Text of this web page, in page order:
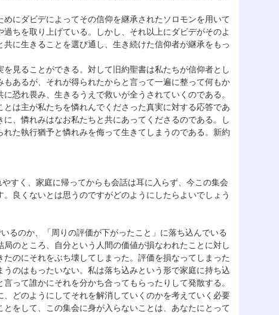
にダビデによってその信仰を継承されたソロモンを用いて
ちを取り上げている。しかし、それ以上にダビデがそのよ
に生きることを選び通し、生き続けた信仰者が継承をもっ
見ることができる。対して旧約聖書は私たちが信仰者とし
あるが、それが得られたからと言って一遍に整って何もか
恐れ畏み、生きるうえで救いが全うされていくのである。
は主が私たちを憐れんでくださった真実に対する応答であ
、憐れみはなお私たちと共にあってくださるのである。し
た執行猶予と憐れみを侮って生きてしまうのである。新約
すく、家庭に帰ってからも会話は耳に入らず、今この集会
良くないとは思うのですがどのようにしたらよいでしょう
るのか、「周りの評価が下がったこと」に落ち込んでいる
のところ、自分という人間の価値が損なわれたことに対し
のにそれをぶち壊してしまった。評価を損なってしまった
のはもったいない。私は落ち込みという形で家庭に持ち込
って誰かにそれを分かち合ってもらったりして発散する。
どのようにしてそれを解消していくのかを考えていく必要
をして、この集会に身が入らないことは、あなたにとって